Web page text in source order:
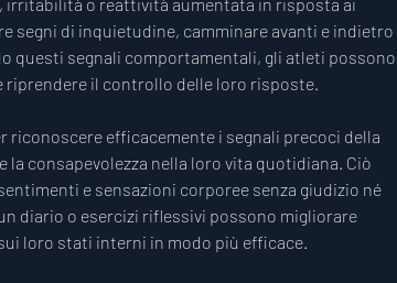
segni di inquietudine, camminare avanti e indietro
questi segnali comportamentali, gli atleti possono
riprendere il controllo delle loro risposte.
riconoscere efficacemente i segnali precoci della
consapevolezza nella loro vita quotidiana. Ciò
e sensazioni corporee senza giudizio né
diario o esercizi riflessivi possono migliorare
loro stati interni in modo più efficace.